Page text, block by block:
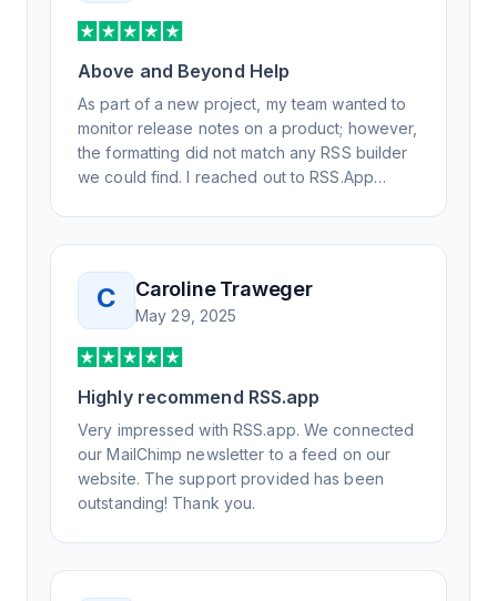
Above and Beyond Help
As part of a new project, my team wanted to
monitor release notes on a product; however,
the formatting did not match any RSS builder
we could find. I reached out to RSS.App
day, but I spoke to someone who was
knowledgeable, kind, and clearly wanted to
understand the issue. It has been a few
weeks, but after many revisions and direct
support, all of my release notes are in a way
that my users understand and find value in.
Honestly, it has been an exceptional
experience, and I will be pushing everyone I
know to RSS.app for their RSS needs.
C Caroline Traweger
May 29, 2025
Highly recommend RSS.app
Very impressed with RSS.app. We connected
our MailChimp newsletter to a feed on our
website. The support provided has been
outstanding! Thank you.